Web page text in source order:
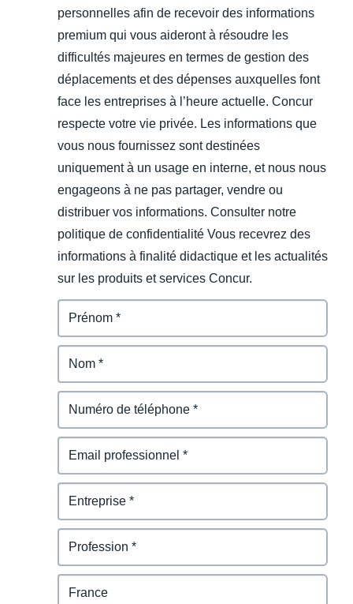
personnelles afin de recevoir des informations
premium qui vous aideront à résoudre les
difficultés majeures en termes de gestion des
déplacements et des dépenses auxquelles font
face les entreprises à l’heure actuelle. Concur
respecte votre vie privée. Les informations que
vous nous fournissez sont destinées
uniquement à un usage en interne, et nous nous
engageons à ne pas partager, vendre ou
distribuer vos informations. Consulter notre
politique de confidentialité Vous recevrez des
informations à finalité didactique et les actualités
sur les produits et services Concur.